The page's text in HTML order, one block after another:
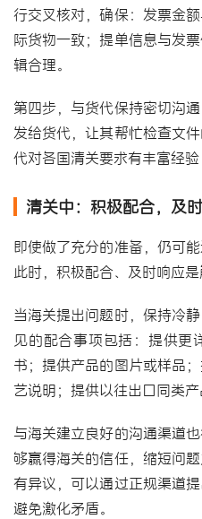
行交叉核对，确保：发票金
际货物一致；提单信息与发
辑合理。
第四步，与货代保持密切沟
发给货代，让其帮忙检查文
代对各国清关要求有丰富经验
清关中：积极配合，及
即使做了充分的准备，仍可
此时，积极配合、及时响应是
当海关提出问题时，保持冷
见的配合事项包括：提供更
书；提供产品的图片或样品
艺说明；提供以往出口同类产
与海关建立良好的沟通渠道
够赢得海关的信任，缩短问
有异议，可以通过正规渠道
避免激化矛盾。